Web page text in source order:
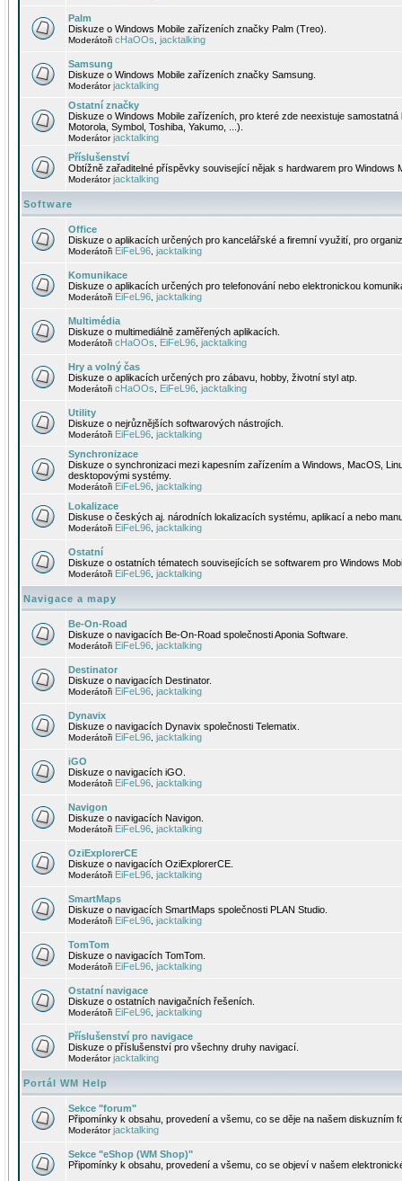
Palm
Diskuze o Windows Mobile zařízeních značky Palm (Treo).
Moderátoři cHaOOs jacktalking
Samsung
Diskuze o Windows Mobile zařízeních značky Samsung.
Moderátorjacktalking
Ostatní značky
Diskuze o Windows Mobile zařízeních, pro které zde neexistuje
Motorola, Symbol, Toshiba, Yakumo, ...).
Moderátorjacktalking
Příslušenství
Obtížně zařaditelné příspěvky související nějak s hardwarem pro Windows
Moderátorjacktalking
Software
Office
Diskuze o aplikacích určených pro kancelářské a firemní využití, pro
Moderátoři EiFeL96 jacktalking
Komunikace
Diskuze o aplikacích určených pro telefonování nebo elektronickou
Moderátoři EiFeL96 jacktalking
Multimédia
Diskuze o multimediálně zaměřených aplikacích.
Moderátoři cHaOOs EiFeL96 jacktalking
Hry a volný čas
Diskuze o aplikacích určených pro zábavu, hobby, životní styl atp.
Moderátoři cHaOOs EiFeL96 jacktalking
Utility
Diskuze o nejrůznějších softwarových nástrojích.
Moderátoři EiFeL96 jacktalking
Synchronizace
Diskuze o synchronizaci mezi kapesním zařízením a Windows, MacOS,
desktopovými systémy.
Moderátoři EiFeL96 jacktalking
Lokalizace
Diskuse o českých aj. národních lokalizacích systému, aplikací a nebo
Moderátoři EiFeL96 jacktalking
Ostatní
Diskuze o ostatních tématech souvisejících se softwarem pro Windows
Moderátoři EiFeL96 jacktalking
Navigace a mapy
Be-On-Road
Diskuze o navigacích Be-On-Road společnosti Aponia Software.
Moderátoři EiFeL96 jacktalking
Destinator
Diskuze o navigacích Destinator.
Moderátoři EiFeL96 jacktalking
Dynavix
Diskuze o navigacích Dynavix společnosti Telematix.
Moderátoři EiFeL96 jacktalking
iGO
Diskuze o navigacích iGO.
Moderátoři EiFeL96 jacktalking
Navigon
Diskuze o navigacích Navigon.
Moderátoři EiFeL96 jacktalking
OziExplorerCE
Diskuze o navigacích OziExplorerCE.
Moderátoři EiFeL96 jacktalking
SmartMaps
Diskuze o navigacích SmartMaps společnosti PLAN Studio.
Moderátoři EiFeL96 jacktalking
TomTom
Diskuze o navigacích TomTom.
Moderátoři EiFeL96 jacktalking
Ostatní navigace
Diskuze o ostatních navigačních řešeních.
Moderátoři EiFeL96 jacktalking
Příslušenství pro navigace
Diskuze o příslušenství pro všechny druhy navigací.
Moderátorjacktalking
Portál WM Help
Sekce "forum"
Připomínky k obsahu, provedení a všemu, co se děje na našem diskuzním
Moderátorjacktalking
Sekce "eShop (WM Shop)"
Připomínky k obsahu, provedení a všemu, co se objeví v našem